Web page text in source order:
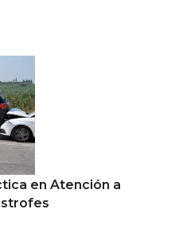
en Atención a